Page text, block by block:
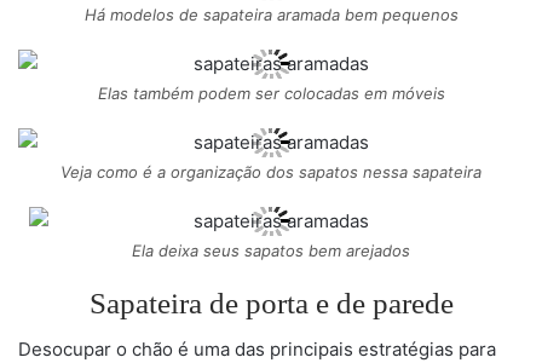
Há modelos de sapateira aramada bem pequenos
Elas também podem ser colocadas em móveis
Veja como é a organização dos sapatos nessa sapateira
Ela deixa seus sapatos bem arejados
Sapateira de porta e de parede
Desocupar o chão é uma das principais estratégias para